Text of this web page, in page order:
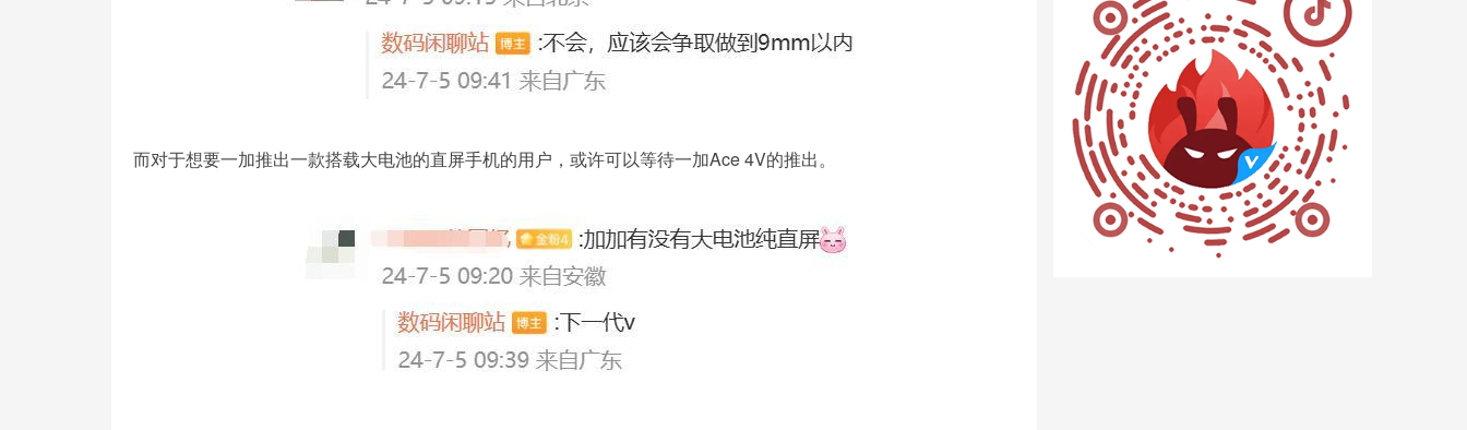
而对于想要一加推出一款搭载大电池的直屏手机的用户，或许可以等待一加Ace 4V的推出。